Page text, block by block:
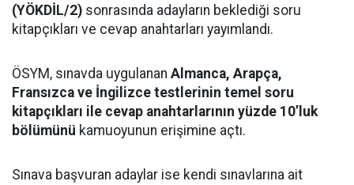
(YÖKDİL/2) sonrasında adayların beklediği soru
kitapçıkları ve cevap anahtarları yayımlandı.
ÖSYM, sınavda uygulanan Almanca, Arapça,
Fransızca ve İngilizce testlerinin temel soru
kitapçıkları ile cevap anahtarlarının yüzde 10’luk
bölümünü kamuoyunun erişimine açtı.
Sınava başvuran adaylar ise kendi sınavlarına ait